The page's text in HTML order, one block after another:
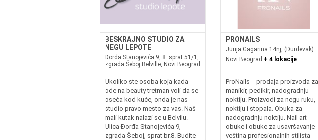
BESKRAJNO STUDIO ZA
NEGU LEPOTE
Đorđa Stanojevića 9, 8. sprat 51/1,
zgrada Šeboj Belville, Novi Beograd
Ukoliko ste osoba koja kada
ode na beauty tretman voli da se
oseća kod kuće, onda je nas
studio pravo mesto za vas. Naš
mali kutak nalazi se u Belvilu.
Ulica Đorđa Stanojevića 9,
zgrada Šeboj, sprat br.8. Budite
PRONAILS
Jurija Gagarina 14nj, (Đurđevak)
Novi Beograd + 4 lokacije
ProNails - prodaja proizvoda za
manikir, pedikir, nadogradnju
noktiju. Proizvodi za negu ruku,
noktiju i stopala. Obuka za
nadogradnju noktiju. Nail art
obuke i obuke za usavršavanje
veština profesionalnih stilista